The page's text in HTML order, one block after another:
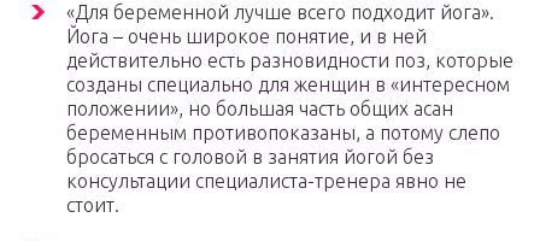
«Для беременной лучше всего подходит йога».
Йога – очень широкое понятие, и в ней
действительно есть разновидности поз, которые
созданы специально для женщин в «интересном
положении», но большая часть общих асан
беременным противопоказаны, а потому слепо
бросаться с головой в занятия йогой без
консультации специалиста-тренера явно не
стоит.